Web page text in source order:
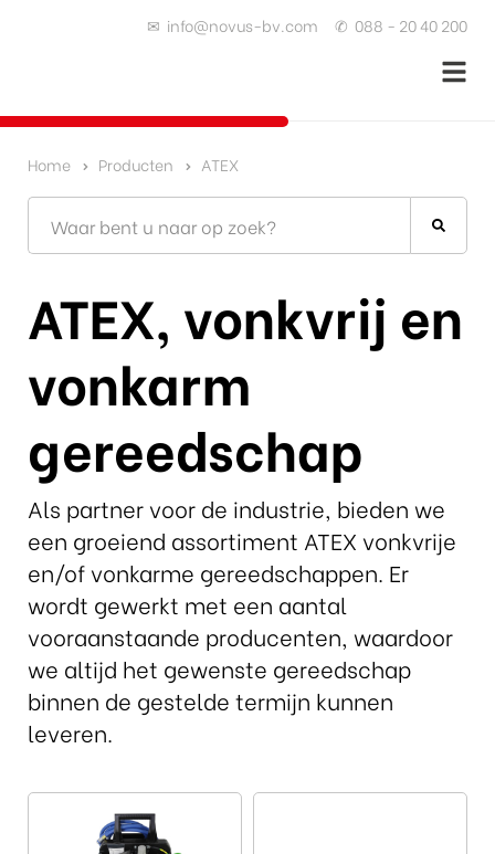
✉ info@novus-bv.com ✆ 088 - 20 40 200
Home Producten ATEX
ATEX, vonkvrij en
vonkarm
gereedschap
Als partner voor de industrie, bieden we
een groeiend assortiment ATEX vonkvrije
en/of vonkarme gereedschappen. Er
wordt gewerkt met een aantal
vooraanstaande producenten, waardoor
we altijd het gewenste gereedschap
binnen de gestelde termijn kunnen
leveren.